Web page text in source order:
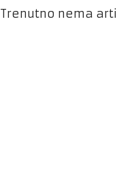
Trenutno nema